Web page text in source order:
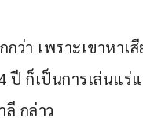
ว่า เพราะเขาหาเ
ปี ก็เป็นการเล่นแร่
กล่าว